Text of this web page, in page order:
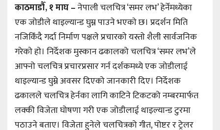
काठमाडौँ, १ माघ –नेपाली चलचित्र ‘समर लभ’ हेर्नेमध्येका
एक जोडीले थाइल्यान्ड घुम्न पाउने भएकाे छ। प्रदर्शन मिति
नजिकिँदै गर्दा निर्माण पक्षले प्रचारकाे यस्ताे शैली सार्वजनिक
गरेकाे हाे। निर्देशक मुस्कान ढकालको चलचित्र ‘समर लभ’ले
आफ्नो चलचित्र प्रचारप्रसार गर्न दर्शकमध्ये एक जोडीलाई
थाइल्यान्ड घुम्ने अवसर दिएको जानकारी दिए। निर्देशक
ढकालले चलचित्र हेर्नका लागि काटिने टिकटको नम्बरमार्फत
लक्की विजेता घोषणा गरी एक जोडीलाई थाइल्यान्ड टुरमा
पठाउने बताए। विजेता हुनेले चलचित्रको गीत, पोष्टर र ट्रेलर